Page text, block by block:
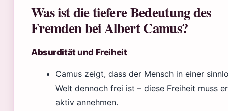
Was ist die tiefere Bedeutung des
Fremden bei Albert Camus?
Absurdität und Freiheit
Camus zeigt, dass der Mensch in einer
Welt dennoch frei ist – diese Freiheit muss er
aktiv annehmen.